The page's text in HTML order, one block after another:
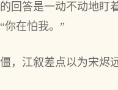
回答是一动不动地盯
你在怕我。”
，江叙差点以为宋烬